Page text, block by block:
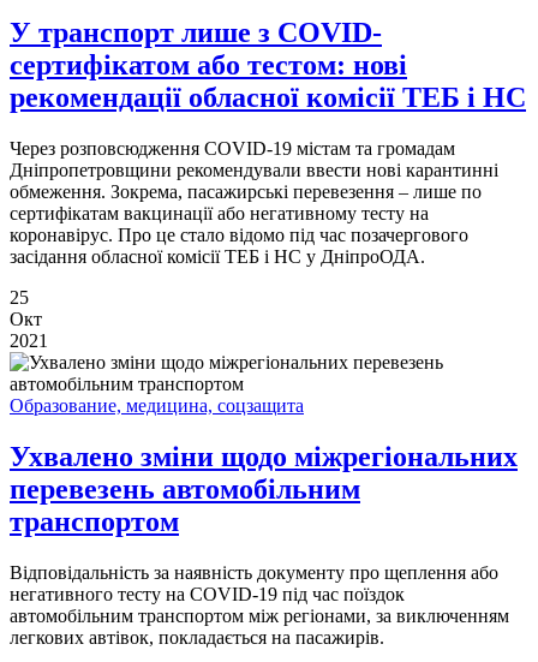
У транспорт лише з COVID-
сертифікатом або тестом: нові
рекомендації обласної комісії ТЕБ і НС
Через розповсюдження COVID-19 містам та громадам
Дніпропетровщини рекомендували ввести нові карантинні
обмеження. Зокрема, пасажирські перевезення – лише по
сертифікатам вакцинації або негативному тесту на
коронавірус. Про це стало відомо під час позачергового
засідання обласної комісії ТЕБ і НС у ДніпроОДА.
25
Окт
2021
Образование, медицина, соцзащита
Ухвалено зміни щодо міжрегіональних
перевезень автомобільним
транспортом
Відповідальність за наявність документу про щеплення або
негативного тесту на COVID-19 під час поїздок
автомобільним транспортом між регіонами, за виключенням
легкових автівок, покладається на пасажирів.